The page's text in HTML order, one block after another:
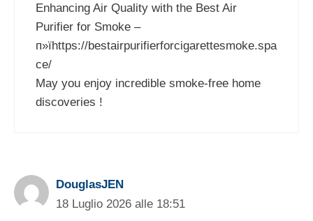
Enhancing Air Quality with the Best Air
Purifier for Smoke –
п»їhttps://bestairpurifierforcigarettesmoke.spa
ce/
May you enjoy incredible smoke-free home
discoveries !
DouglasJEN
18 Luglio 2026 alle 18:51